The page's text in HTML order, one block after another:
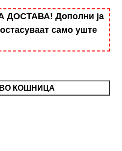
Дополни ја
само уште
КОШНИЦА